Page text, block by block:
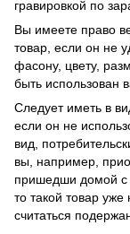
гравировкой по
Вы имеете право
товар, если он не
фасону, цвету,
быть использован
Следует иметь в
если он не
вид,
вы, например,
пришедши домой с
то такой товар уже
считаться